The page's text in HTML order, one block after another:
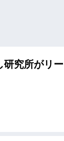
究所がリー